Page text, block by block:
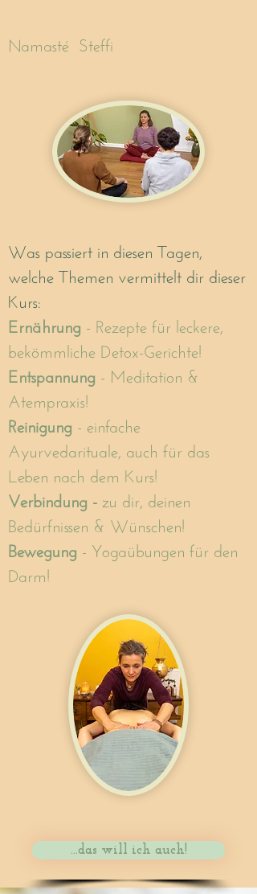
Namasté Steffi
Was passiert in diesen Tagen,
welche Themen vermittelt dir dieser
Kurs:
Ernährung - Rezepte für leckere,
bekömmliche Detox-Gerichte!
Entspannung - Meditation &
Atempraxis!
Reinigung - einfache
Ayurvedarituale, auch für das
Leben nach dem Kurs!
Verbindung - zu dir, deinen
Bedürfnissen & Wünschen!
Bewegung - Yogaübungen für den
Darm!
...das will ich auch!